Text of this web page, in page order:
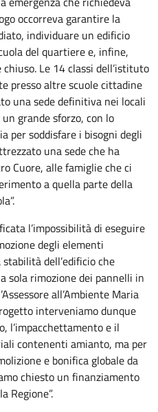
occorreva garantire la
individuare un edificio
del quartiere e, infine,
Le 14 classi dell’istituto
presso altre scuole cittadine
una sede definitiva nei locali
grande sforzo, con lo
per soddisfare i bisogni degli
una sede che ha
Cuore, alle famiglie che ci
a quella parte della
l’impossibilità di eseguire
degli elementi
dell’edificio che
sola rimozione dei pannelli in
all’Ambiente Maria
interveniamo dunque
l’impacchettamento e il
contenenti amianto, ma per
e bonifica globale da
chiesto un finanziamento
Regione”.